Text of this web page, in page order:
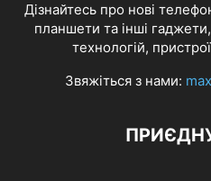
Дізнайтесь про нові
планшети та інші
технологій,
Звяжіться з нами: